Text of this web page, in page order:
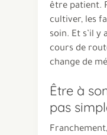
être patient.
cultiver, les
soin. Et s’il y
cours de
change de
Être à
pas